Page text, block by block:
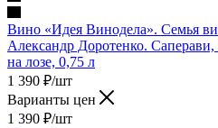
Вино «Идея Винодела». Семья
Александр Доротенко.
на лозе, 0,75 л
1 390 ₽/шт
Варианты цен
1 390 ₽/шт